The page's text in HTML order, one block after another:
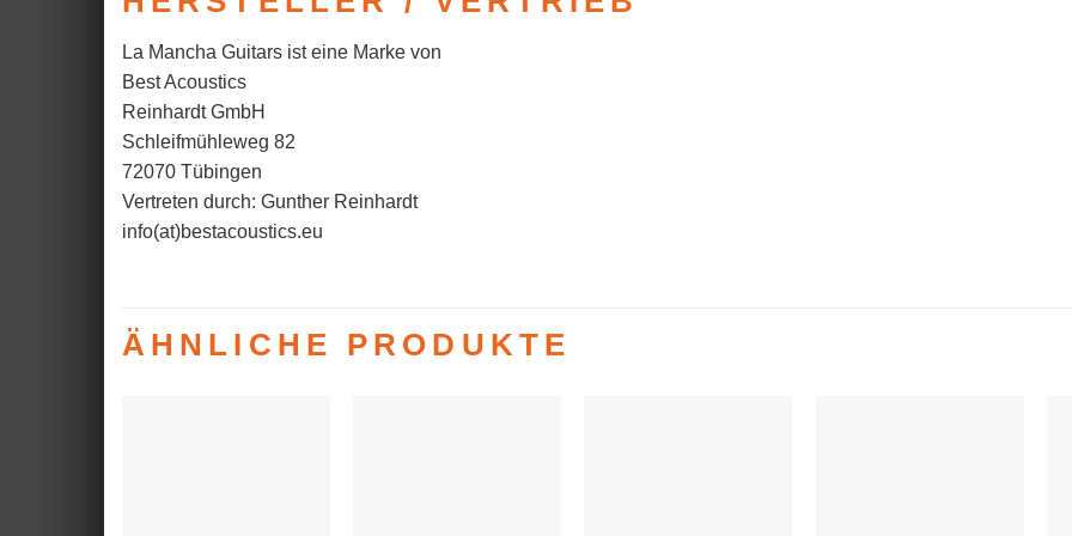
La Mancha Guitars ist eine Marke von
Best Acoustics
Reinhardt GmbH
Schleifmühleweg 82
72070 Tübingen
Vertreten durch: Gunther Reinhardt
info(at)bestacoustics.eu
ÄHNLICHE PRODUKTE